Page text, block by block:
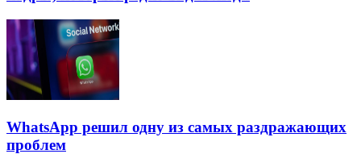
WhatsApp решил одну из самых раздражающих
проблем